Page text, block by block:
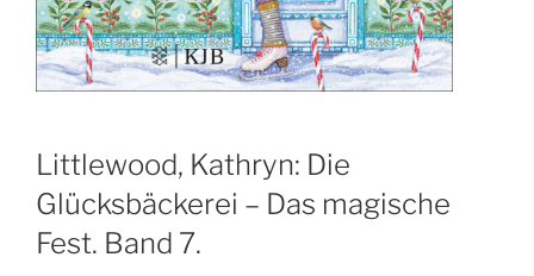
Littlewood, Kathryn: Die
Glücksbäckerei – Das magische
Fest. Band 7.